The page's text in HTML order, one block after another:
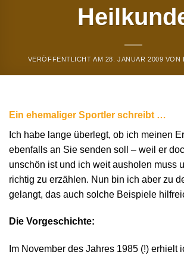
VERÖFFENTLICHT AM 28. JANUAR 2009 VON
Ein ehemaliger Sportler schreibt …
Ich habe lange überlegt, ob ich meinen
ebenfalls an Sie senden soll – weil er
unschön ist und ich weit ausholen muss
richtig zu erzählen. Nun bin ich aber zu
gelangt, das auch solche Beispiele
Die Vorgeschichte:
Im November des Jahres 1985 (!) erhielt